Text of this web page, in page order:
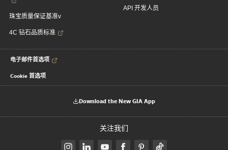
珠宝质量保证基准v
4C 钻石品质标准
API 开发人员
电子邮件首选项
Cookie 首选项
Download the New GIA App
关注我们